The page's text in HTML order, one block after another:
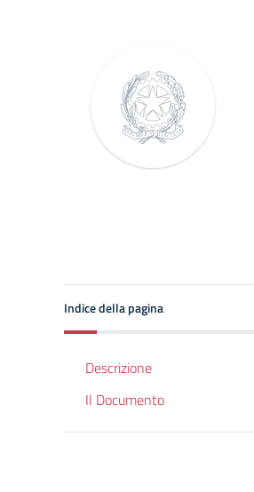
Indice della pagina
Descrizione
Il Documento